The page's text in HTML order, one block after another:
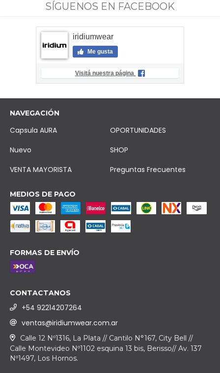
SÍGUENOS EN FACEBOOK
iridiumwear
Me gusta
Visitá nuestra página
NAVEGACIÓN
Capsula AURA
OPORTUNIDADES
Nuevo
SHOP
VENTA MAYORISTA
Preguntas Frecuentes
MEDIOS DE PAGO
FORMAS DE ENVÍO
CONTACTANOS
+54 92214207264
ventas@iridiumwear.com.ar
Calle 12 Nº1316, La Plata // Cantilo N°167, City Bell //
Calle Montevideo Nº1102 esquina 13 bis, Berisso// Av. 137
Nº1497, Los Hornos.